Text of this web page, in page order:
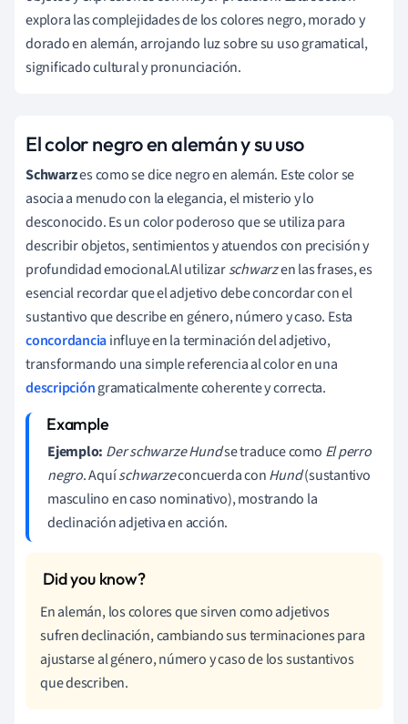
explora las complejidades de los colores negro, morado y
dorado en alemán, arrojando luz sobre su uso gramatical,
significado cultural y pronunciación.
El color negro en alemán y su uso
Schwarzes como se dice negro en alemán. Este color se
asocia a menudo con la elegancia, el misterio y lo
desconocido. Es un color poderoso que se utiliza para
describir objetos, sentimientos y atuendos con precisión y
profundidad emocional.Al utilizarschwarzen las frases, es
esencial recordar que el adjetivo debe concordar con el
sustantivo que describe en género, número y caso. Esta
concordanciainfluye en la terminación del adjetivo,
transformando una simple referencia al color en una
descripcióngramaticalmente coherente y correcta.
Ejemplo: Der schwarze Hundse traduce como El perro
negro. Aquíschwarzeconcuerda conHund(sustantivo
masculino en caso nominativo), mostrando la
declinación adjetiva en acción.
En alemán, los colores que sirven como adjetivos
sufren declinación, cambiando sus terminaciones para
ajustarse al género, número y caso de los sustantivos
que describen.